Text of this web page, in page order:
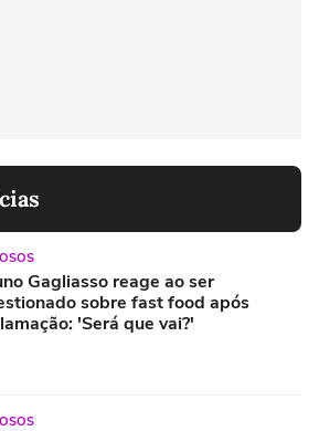
Gagliasso reage ao ser
sobre fast food após
'Será que vai?'